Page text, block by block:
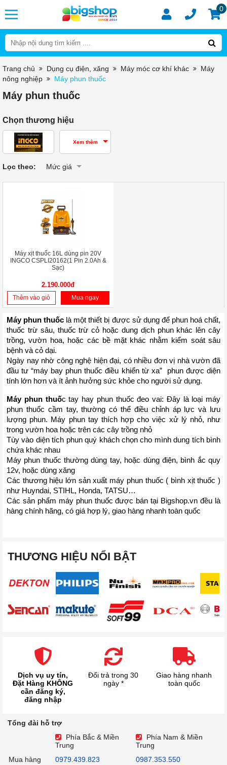
0
Trang chủ Dụng cụ điện, xăng Máy móc cơ khí khác
Máy
nông nghiệp
Máy phun thuốc
Máy phun thuốc
Chọn thương hiệu
Xem thêm
Lọc theo: Mức giá
Máy xịt thuốc 16L dùng pin 20V
INGCO CSPLI20162(1 Pin 2.0Ah &
Sạc)
2.190.000đ
Thêm vào giỏ Mua ngay
Máy phun thuốc là một thiết bị được sử dụng để phun hoá chất,
thuốc trừ sâu, thuốc trừ cỏ hoặc dung dịch phun khác lên cây
trồng, vườn hoa, hoặc các bề mặt khác nhằm kiểm soát sâu
bệnh và cỏ dại.
Ngày nay nhờ công nghệ hiện đại, có nhiều đơn vị nhà vườn đã
đầu tư “máy bay phun thuốc điều khiển từ xa”  phun được diện
tính lớn hơn và ít ảnh hưởng sức khỏe cho người sử dụng.
Máy phun thuốc tay hay phun thuốc đeo vai: Đây là loại máy
phun thuốc cầm tay, thường có thể điều chỉnh áp lực và lưu
lượng phun. Máy phun tay thích hợp cho việc xử lý nhỏ, như
trong vườn hoa hoặc trên các cây trồng nhỏ
Tùy vào diện tích phun quý khách chọn cho mình dung tích bình
chứa khác nhau
Máy phun thuốc thường dùng tay, hoặc dùng điện, bình ắc quy
12v, hoặc dùng xăng
Các thương hiệu lớn sản xuất máy phun thuốc ( bình xịt thuốc )
như Huyndai, STIHL, Honda, TATSU…
Các sản phẩm máy phun thuốc được bán tại Bigshop.vn đều là
hàng chính hãng, có giá hợp lý, giao hàng nhanh toàn quốc
THƯƠNG HIỆU NỔI BẬT
Dịch vụ uy tín,
Đặt Hàng KHÔNG
cần đăng ký,
đăng nhập
Đổi trả trong 30
ngày *
Giao hàng nhanh
toàn quốc
Tổng đài hỗ trợ
Phía Bắc & Miền
Trung
Phía Nam & Miền
Trung
Mua hàng
0979.439.823
0987.353.550